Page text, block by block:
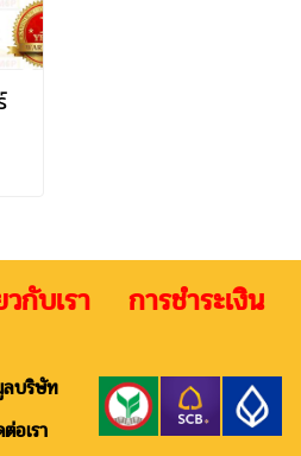
กับเรา การชำ
บริษัท
อเรา